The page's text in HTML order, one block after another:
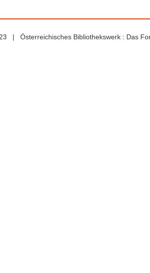
| Österreichisches Bibliothekswerk : Das